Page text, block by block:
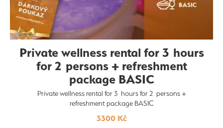
Private wellness rental for 3 hours
for 2 persons + refreshment
package BASIC
Private wellness rental for 3 hours for 2 persons +
refreshment package BASIC
3300 Kč